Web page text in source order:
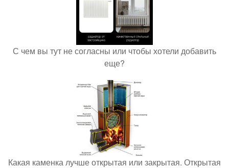
С чем вы тут не согласны или чтобы хотели добавить
еще?
Какая каменка лучше открытая или закрытая. Открытая